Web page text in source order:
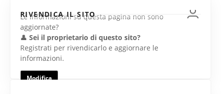
RIVENDICA IL SITO
Le informazioni su questa pagina non sono
aggiornate?
👤 Sei il proprietario di questo sito?
Registrati per rivendicarlo e aggiornare le
informazioni.
Modifica